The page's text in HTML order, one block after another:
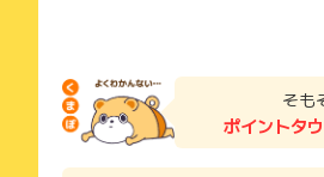
読みください。
お申し込みやお買い物後、利用したサ
広告に遷移しない場合は掲載が終了と
得できませんので、ご注意くださいま
そも
ポイントタ